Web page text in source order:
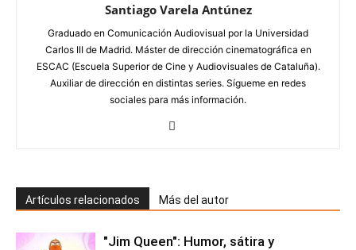
Santiago Varela Antúnez
Graduado en Comunicación Audiovisual por la Universidad
Carlos III de Madrid. Máster de dirección cinematográfica en
ESCAC (Escuela Superior de Cine y Audiovisuales de Cataluña).
Auxiliar de dirección en distintas series. Sígueme en redes
sociales para más información.
Artículos relacionados Más del autor
"Jim Queen": Humor, sátira y